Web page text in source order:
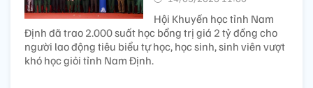
Hội Khuyến học tỉnh Nam
Định đã trao 2.000 suất học bổng trị giá 2 tỷ đồng cho
người lao động tiêu biểu tự học, học sinh, sinh viên vượt
khó học giỏi tỉnh Nam Định.